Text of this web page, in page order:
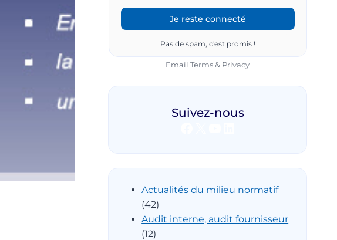
Pas de spam, c'est promis !
EmailTerms & Privacy
Suivez-nous
Actualités du milieu normatif
(42)
Audit interne, audit fournisseur
(12)